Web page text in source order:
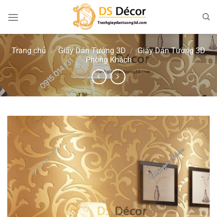
đến
dung
Trang chủ / Giấy Dán Tường 3D / Giấy Dán Tường 3D
Phòng Khách